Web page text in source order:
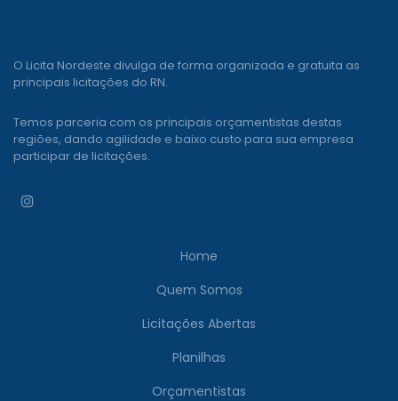
O Licita Nordeste divulga de forma organizada e gratuita as
principais licitações do RN.
Temos parceria com os principais orçamentistas destas
regiões, dando agilidade e baixo custo para sua empresa
participar de licitações.
Home
Quem Somos
Licitações Abertas
Planilhas
Orçamentistas